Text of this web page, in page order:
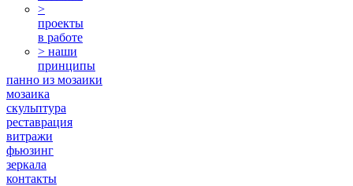
>
проекты
в работе
> наши
принципы
панно из мозаики
мозаика
скульптура
реставрация
витражи
фьюзинг
зеркала
контакты